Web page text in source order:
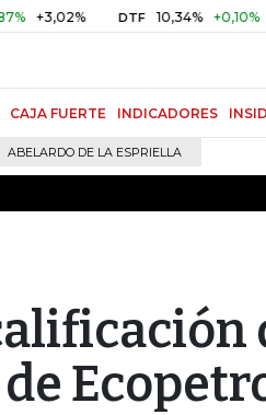
DTF 10,34% +0,10% +0,98%
CAJA FUERTE INDICADORES
ABELARDO DE LA ESPRIELLA